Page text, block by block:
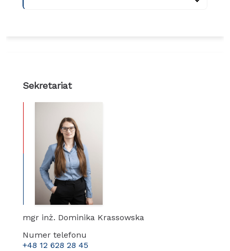
Sekretariat
mgr inż. Dominika Krassowska
Numer telefonu
+48 12 628 28 45